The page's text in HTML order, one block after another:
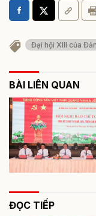
Đại hội XIII của
BÀI LIÊN QUAN
ĐỌC TIẾP